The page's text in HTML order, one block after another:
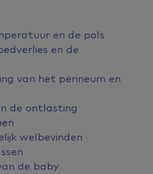
en de pols
en de
van het perineum en
de ontlasting
welbevinden
de baby